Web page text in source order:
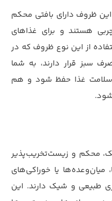
ظروف دارای بافتی محکم
هستند و برای غذاهای
از این نوع ظروف که در
سبز قرار دارند، به شما
غذا حفظ شود و هم
محکم و زیست‌تخریب‌پذیر
یا خوراکی‌های
طبیعی و شیک دارند. این